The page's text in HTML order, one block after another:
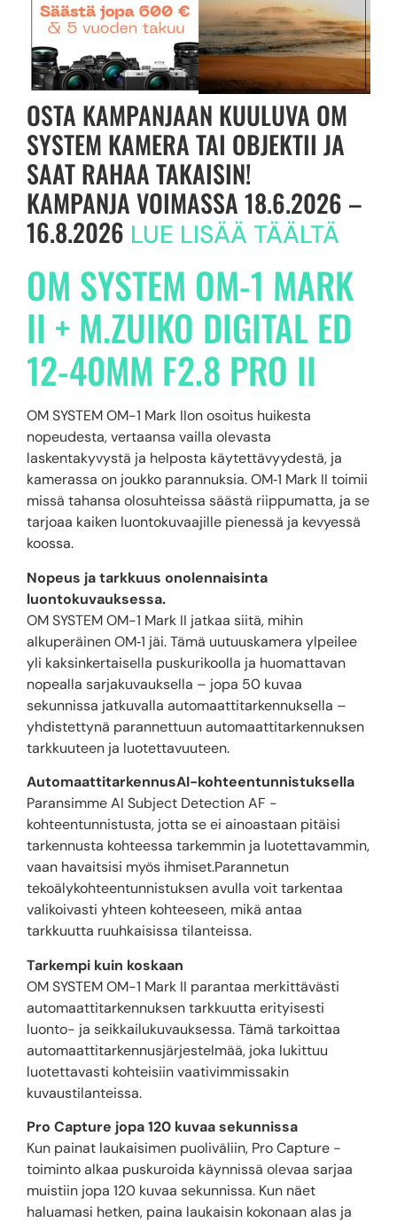
OSTA KAMPANJAAN KUULUVA OM
SYSTEM KAMERA TAI OBJEKTII JA
SAAT RAHAA TAKAISIN!
KAMPANJA VOIMASSA 18.6.2026 –
16.8.2026 LUE LISÄÄ TÄÄLTÄ
OM SYSTEM OM-1 MARK
II + M.ZUIKO DIGITAL ED
12-40MM F2.8 PRO II
OM SYSTEM OM-1 Mark IIon osoitus huikesta
nopeudesta, vertaansa vailla olevasta
laskentakyvystä ja helposta käytettävyydestä, ja
kamerassa on joukko parannuksia. OM‑1 Mark II toimii
missä tahansa olosuhteissa säästä riippumatta, ja se
tarjoaa kaiken luontokuvaajille pienessä ja kevyessä
koossa.
Nopeus ja tarkkuus onolennaisinta
luontokuvauksessa.
OM SYSTEM OM-1 Mark II jatkaa siitä, mihin
alkuperäinen OM‑1 jäi. Tämä uutuuskamera ylpeilee
yli kaksinkertaisella puskurikoolla ja huomattavan
nopealla sarjakuvauksella – jopa 50 kuvaa
sekunnissa jatkuvalla automaattitarkennuksella –
yhdistettynä parannettuun automaattitarkennuksen
tarkkuuteen ja luotettavuuteen.
AutomaattitarkennusAI-kohteentunnistuksella
Paransimme AI Subject Detection AF -
kohteentunnistusta, jotta se ei ainoastaan pitäisi
tarkennusta kohteessa tarkemmin ja luotettavammin,
vaan havaitsisi myös ihmiset.Parannetun
tekoälykohteentunnistuksen avulla voit tarkentaa
valikoivasti yhteen kohteeseen, mikä antaa
tarkkuutta ruuhkaisissa tilanteissa.
Tarkempi kuin koskaan
OM SYSTEM OM-1 Mark II parantaa merkittävästi
automaattitarkennuksen tarkkuutta erityisesti
luonto- ja seikkailukuvauksessa. Tämä tarkoittaa
automaattitarkennusjärjestelmää, joka lukittuu
luotettavasti kohteisiin vaativimmissakin
kuvaustilanteissa.
Pro Capture jopa 120 kuvaa sekunnissa
Kun painat laukaisimen puoliväliin, Pro Capture -
toiminto alkaa puskuroida käynnissä olevaa sarjaa
muistiin jopa 120 kuvaa sekunnissa. Kun näet
haluamasi hetken, paina laukaisin kokonaan alas ja